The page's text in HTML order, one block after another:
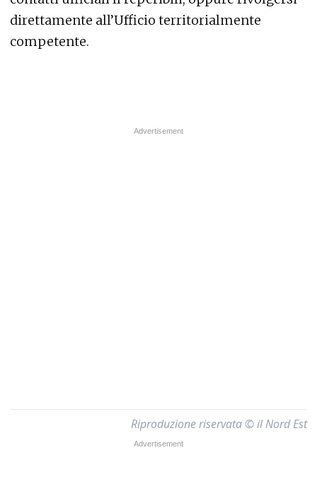
direttamente all’Ufficio territorialmente
competente.
Riproduzione riservata © il Nord Est